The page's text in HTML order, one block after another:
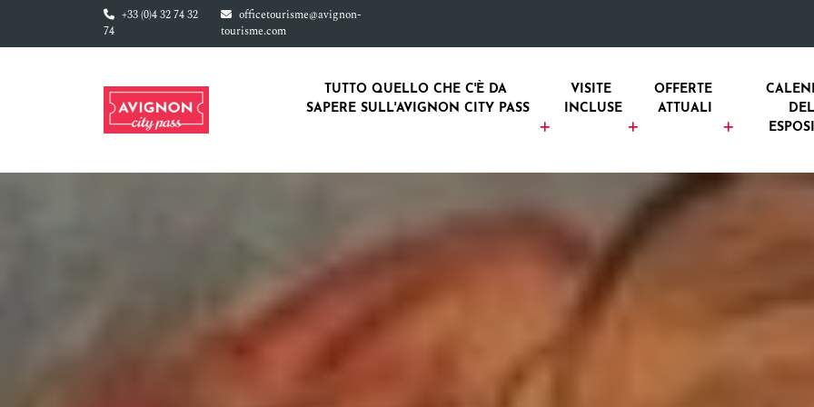
Vai al contenuto principale+33 (0)4 32 74 32
74
officetourisme@avignon-
tourisme.com
TUTTO QUELLO CHE C'È DA
SAPERE SULL'AVIGNON CITY PASS
VISITE
INCLUSE
OFFERTE
ATTUALI